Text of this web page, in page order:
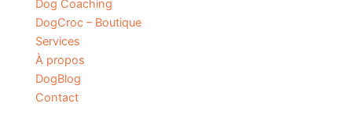
Dog Coaching
DogCroc – Boutique
Services
À propos
DogBlog
Contact